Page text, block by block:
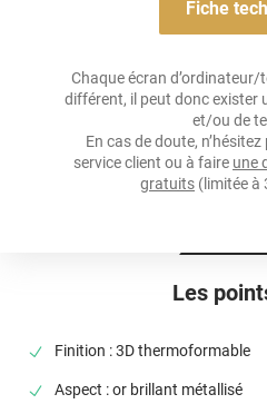
Les
Finition : 3D thermoformable
Aspect : or brillant métallisé
100
Température
Température
Fiche
Chaque écran
différent, il peut donc exister
et/ou de
En cas de doute,
service client ou à faire une
gratuits (limitée à